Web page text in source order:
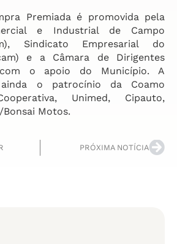
Premiada é promovida pela
e Industrial de Campo
Sindicato Empresarial do
e a Câmara de Dirigentes
o apoio do Município. A
o patrocínio da Coamo
Unimed, Cipauto,
Bonsai Motos.
PRÓXIMA NOTÍCIA